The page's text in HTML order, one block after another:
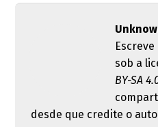
sob a
BY-SA
desde que credite o